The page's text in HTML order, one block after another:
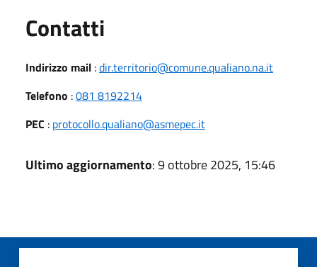
Contatti
Indirizzo mail :dir.territorio@comune.qualiano.na.it
Telefono :081 8192214
PEC : protocollo.qualiano@asmepec.it
Ultimo aggiornamento: 9 ottobre 2025, 15:46